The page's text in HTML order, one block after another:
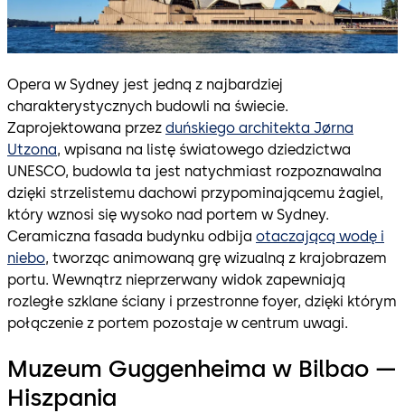
Opera w Sydney jest jedną z najbardziej
charakterystycznych budowli na świecie.
Zaprojektowana przez duńskiego architekta Jørna
Utzona, wpisana na listę światowego dziedzictwa
UNESCO, budowla ta jest natychmiast rozpoznawalna
dzięki strzelistemu dachowi przypominającemu żagiel,
który wznosi się wysoko nad portem w Sydney.
Ceramiczna fasada budynku odbija otaczającą wodę i
niebo, tworząc animowaną grę wizualną z krajobrazem
portu. Wewnątrz nieprzerwany widok zapewniają
rozległe szklane ściany i przestronne foyer, dzięki którym
połączenie z portem pozostaje w centrum uwagi.
Muzeum Guggenheima w Bilbao —
Hiszpania